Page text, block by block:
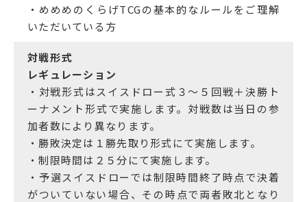
・めめめのくらげTCGの基本的なルールをご理解
いただいている方
対戦形式
レギュレーション
・対戦形式はスイスドロー式３～５回戦＋決勝ト
ーナメント形式で実施します。対戦数は当日の参
加者数により異なります。
・勝敗決定は１勝先取り形式にて実施します。
・制限時間は２５分にて実施します。
・予選スイスドローでは制限時間終了時点で決着
がついていない場合、その時点で両者敗北となり